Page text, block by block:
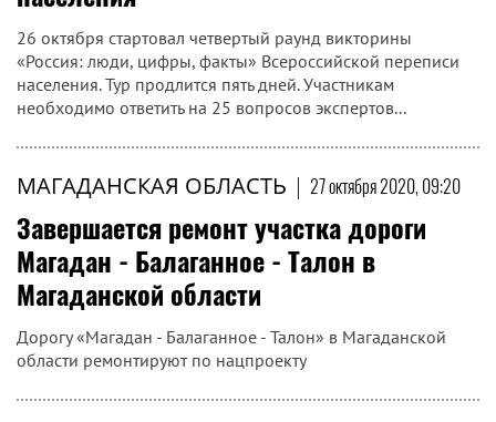
26 октября стартовал четвертый раунд викторины
«Россия: люди, цифры, факты» Всероссийской переписи
населения. Тур продлится пять дней. Участникам
необходимо ответить на 25 вопросов экспертов...
МАГАДАНСКАЯ ОБЛАСТЬ | 27 октября 2020, 09:20
Завершается ремонт участка дороги
Магадан - Балаганное - Талон в
Магаданской области
Дорогу «Магадан - Балаганное - Талон» в Магаданской
области ремонтируют по нацпроекту